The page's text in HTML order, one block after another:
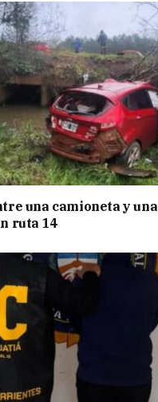
una camioneta y
ruta 14